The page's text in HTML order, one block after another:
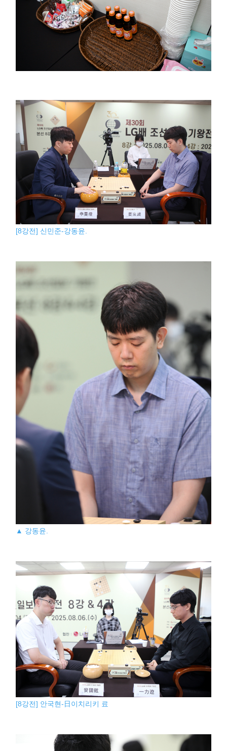
[8강전] 신민준-강동윤.
▲ 강동윤.
[8강전] 안국현-日이치리키 료